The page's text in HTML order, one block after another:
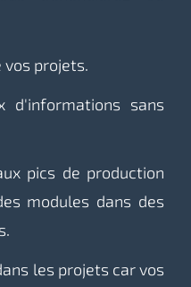
vos projets.
d'informations sans
pics de production
modules dans des
les projets car vos